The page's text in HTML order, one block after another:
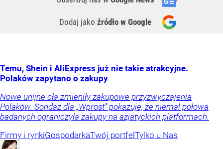
Dodaj jako źródło w Google
Temu, Shein i AliExpress już nie takie atrakcyjne.
Polaków zapytano o zakupy
Nowe unijne cła zmieniły zakupowe przyzwyczajenia
Polaków. Sondaż dla „Wprost” pokazuje, że niemal połowa
badanych ograniczyła zakupy na azjatyckich platformach.
Firmy i rynkiGospodarkaTwój portfel Tylko u Nas